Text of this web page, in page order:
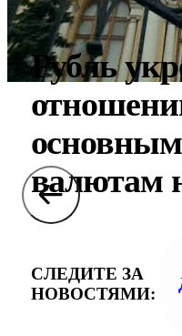
Рубль
валютам
СЛЕДИТЕ ЗА
НОВОСТЯМИ: